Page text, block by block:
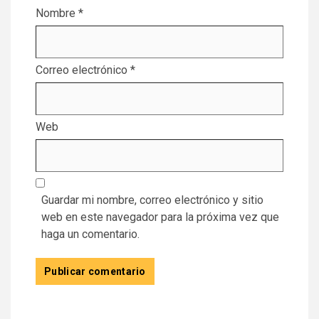
Nombre *
Correo electrónico *
Web
Guardar mi nombre, correo electrónico y sitio
web en este navegador para la próxima vez que
haga un comentario.